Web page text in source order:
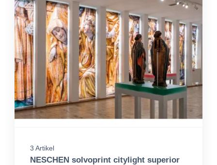
3 Artikel
NESCHEN solvoprint citylight superior